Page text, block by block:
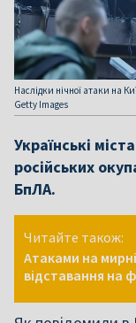
Наслідки нічної атаки на
Getty Images
Українські
російських
БпЛА.
Читайте також:
Атаками на
відставання на